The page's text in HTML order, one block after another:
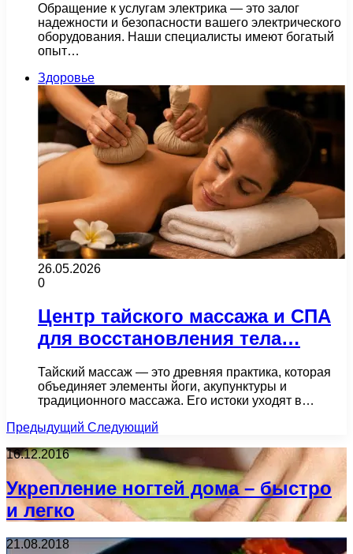
Обращение к услугам электрика — это залог
надежности и безопасности вашего электрического
оборудования. Наши специалисты имеют богатый
опыт…
Здоровье
26.05.2026
0
Центр тайского массажа и СПА
для восстановления тела…
Тайский массаж — это древняя практика, которая
объединяет элементы йоги, акупунктуры и
традиционного массажа. Его истоки уходят в…
Предыдущий Следующий
16.12.2016
Укрепление ногтей дома – быстро
и легко
21.08.2018